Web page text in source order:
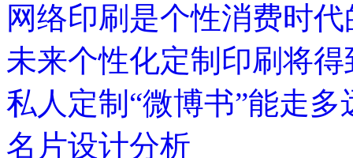
网络印刷是个性消费时
未来个性化定制印刷将
私人定制“微博书”能走多
名片设计分析